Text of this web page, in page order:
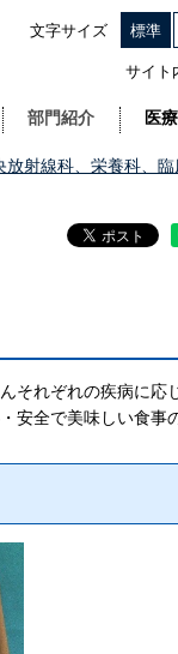
文字サイズ 標準
サイト
部門紹介 医
射線科、栄養科、臨
それぞれの疾病に応
安全で美味しい食事